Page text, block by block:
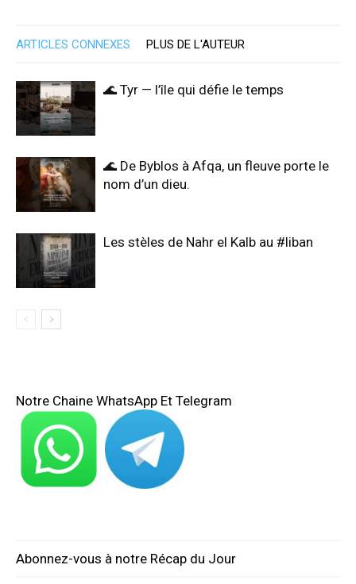
ARTICLES CONNEXES PLUS DE L'AUTEUR
🌊 Tyr — l’île qui défie le temps
🌊 De Byblos à Afqa, un fleuve porte le
nom d’un dieu.
Les stèles de Nahr el Kalb au #liban
Notre Chaine WhatsApp Et Telegram
Abonnez-vous à notre Récap du Jour